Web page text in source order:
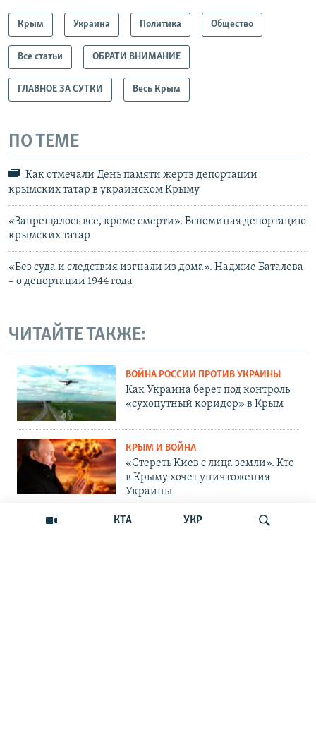
КТА УКР
Крым Украина Политика Общество
Все статьи ОБРАТИ ВНИМАНИЕ
ГЛАВНОЕ ЗА СУТКИ Весь Крым
ПО ТЕМЕ
Как отмечали День памяти жертв депортации
крымских татар в украинском Крыму
«Запрещалось все, кроме смерти». Вспоминая депортацию
крымских татар
«Без суда и следствия изгнали из дома». Наджие Баталова
– о депортации 1944 года
ЧИТАЙТЕ ТАКЖЕ:
ВОЙНА РОССИИ ПРОТИВ УКРАИНЫ
Как Украина берет под контроль
«сухопутный коридор» в Крым
КРЫМ И ВОЙНА
«Стереть Киев с лица земли». Кто
в Крыму хочет уничтожения
Украины
ОБЩЕСТВО